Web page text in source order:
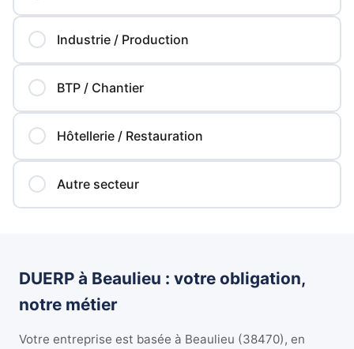
Industrie / Production
BTP / Chantier
Hôtellerie / Restauration
Autre secteur
DUERP à Beaulieu : votre obligation,
notre métier
Votre entreprise est basée à Beaulieu (38470), en